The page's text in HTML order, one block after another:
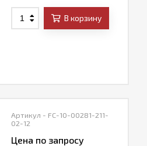
В корзину
Артикул - FC-10-00281-211-
02-12
Цена по запросу